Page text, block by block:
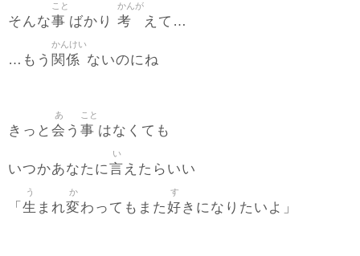
そんな事
こと
ばかり 考
かんが
えて…
…もう 関係
かんけい
ないのにね
きっと 会
あ
う 事
こと
はなくても
いつかあなたに言
い
えたらいい
「 生
う
まれ変
か
わってもまた好
す
きになりたいよ」